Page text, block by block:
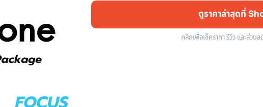
ดูราคาล่าสุดที่
คลิกเพื่อเช็คราคา รีวิว และส่ว